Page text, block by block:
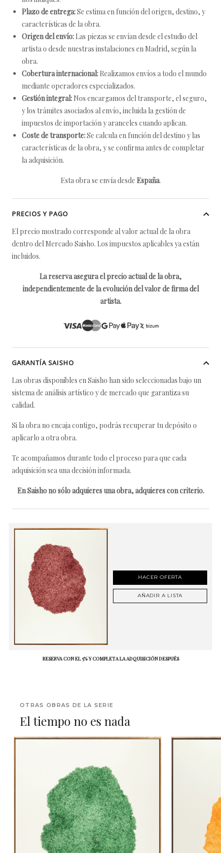
Plazo de entrega:Se estima en función del origen, destino, y
características de la obra.
Origen del envío: Las piezas se envían desde el estudio del
artista o desde nuestras instalaciones en Madrid, según la
obra.
Cobertura internacional: Realizamos envíos a todo el mundo
mediante operadores especializados.
Gestión integral: Nos encargamos del transporte, el seguro,
y los trámites asociados al envío, incluida la gestión de
impuestos de importación y aranceles cuando aplican.
Coste de transporte:Se calcula en función del destino y las
características de la obra, y se confirma antes de completar
la adquisición.
Esta obra se envía desde España.
PRECIOS Y PAGO
El precio mostrado corresponde al valor actual de la obra
dentro del Mercado Saisho. Los impuestos aplicables ya están
incluidos.
La reserva asegura el precio actual de la obra,
independientemente de la evolución del valor de firma del
artista.
GARANTÍA SAISHO
Las obras disponibles en Saisho han sido seleccionadas bajo un
sistema de análisis artístico y de mercado que garantiza su
calidad.
Si la obra no encaja contigo, podrás recuperar tu depósito o
aplicarlo a otra obra.
Te acompañamos durante todo el proceso para que cada
adquisición sea una decisión informada.
En Saisho no sólo adquieres una obra, adquieres con criterio.
HACER OFERTA
AÑADIR A LISTA
RESERVA CON EL 5% Y COMPLETA LA ADQUISICIÓN DESPUÉS
OTRAS OBRAS DE LA SERIE
El tiempo no es nada